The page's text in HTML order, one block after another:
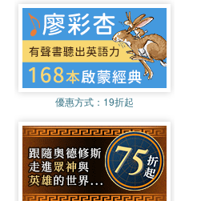
優惠方式： 19折起